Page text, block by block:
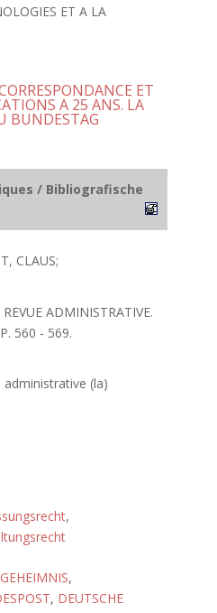
ET A LA
ET
A 25 ANS. LA
BUNDESTAG
/ Bibliografische
CLAUS;
ADMINISTRATIVE.
560 - 569.
administrative (la)
,
,
, DEUTSCHE